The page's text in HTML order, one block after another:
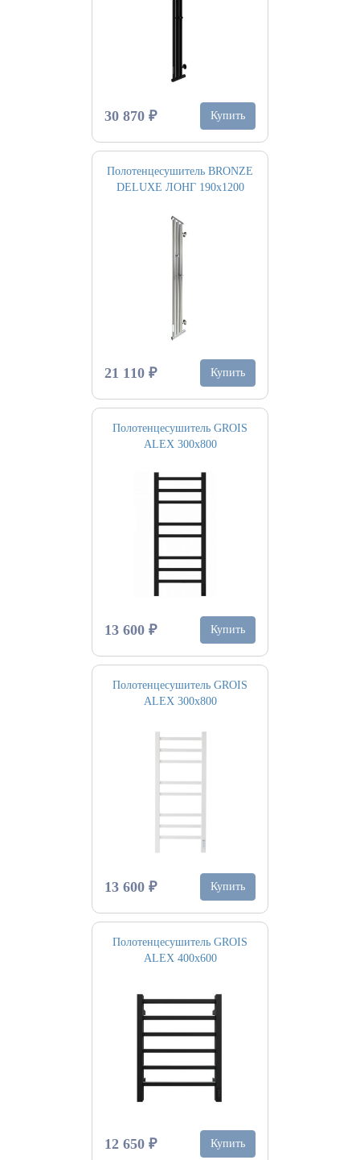
30 870 ₽ Купить
Полотенцесушитель BRONZE
DELUXE ЛОНГ 190х1200
21 110 ₽ Купить
Полотенцесушитель GROIS
ALEX 300х800
13 600 ₽ Купить
Полотенцесушитель GROIS
ALEX 300х800
13 600 ₽ Купить
Полотенцесушитель GROIS
ALEX 400х600
12 650 ₽ Купить